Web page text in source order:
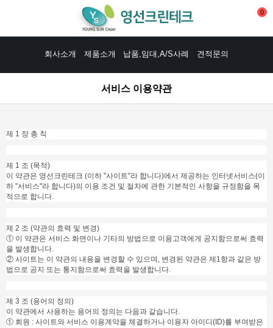
0
회사소개 제품소개 납품,임대,A/S사례 견적문의
서비스 이용약관
제 1 장 총 칙
제 1 조 (목적)
이 약관은 영선크린테크 (이하 "사이트"라 합니다)에서 제공하는 인터넷서비스(이
하 "서비스"라 합니다)의 이용 조건 및 절차에 관한 기본적인 사항을 규정함을 목
적으로 합니다.
제 2 조 (약관의 효력 및 변경)
① 이 약관은 서비스 화면이나 기타의 방법으로 이용고객에게 공지함으로써 효력
을 발생합니다.
② 사이트는 이 약관의 내용을 변경할 수 있으며, 변경된 약관은 제1항과 같은 방
법으로 공지 또는 통지함으로써 효력을 발생합니다.
제 3 조 (용어의 정의)
이 약관에서 사용하는 용어의 정의는 다음과 같습니다.
① 회원 : 사이트와 서비스 이용계약을 체결하거나 이용자 아이디(ID)를 부여받은